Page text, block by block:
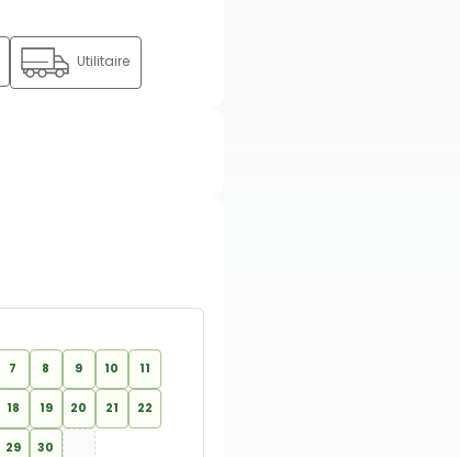
Utilitaire
7 8 9 10 11
18 19 20 21 22
29 30